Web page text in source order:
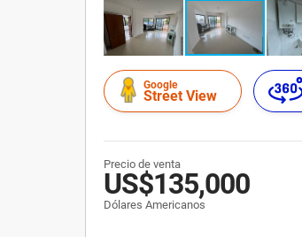
Google
Street View
Precio de venta
US$135,000
Dólares Americanos